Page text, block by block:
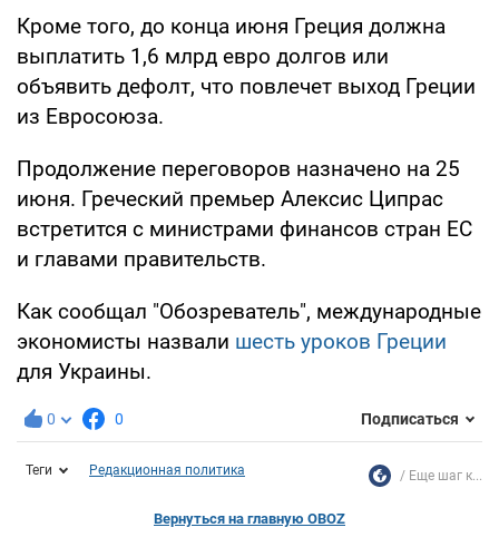
Кроме того, до конца июня Греция должна
выплатить 1,6 млрд евро долгов или
объявить дефолт, что повлечет выход Греции
из Евросоюза.
Продолжение переговоров назначено на 25
июня. Греческий премьер Алексис Ципрас
встретится с министрами финансов стран ЕС
и главами правительств.
Как сообщал "Обозреватель", международные
экономисты назвали шесть уроков Греции
для Украины.
0 0 Подписаться
Теги Редакционная политика Еще шаг к...
Вернуться на главную OBOZ